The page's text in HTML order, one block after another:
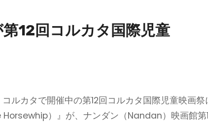
12回コルカタ国際児童
ルカタで開催中の第12回コルカタ国際児童映画
Horsewhip）』が、ナンダン（Nandan）映画館第